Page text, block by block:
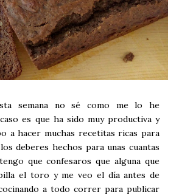
semana no sé como me lo he
es que ha sido muy productiva y
a hacer muchas recetitas ricas para
deberes hechos para unas cuantas
que confesaros que alguna que
el toro y me veo el día antes de
a todo correr para publicar